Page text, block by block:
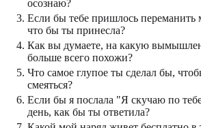
осознаю?
Если бы тебе пришлось переманить
что бы ты принесла?
Как вы думаете, на какую
больше всего похожи?
Что самое глупое ты сделал бы,
смеяться?
Если бы я послала "Я скучаю по
день, как бы ты ответила?